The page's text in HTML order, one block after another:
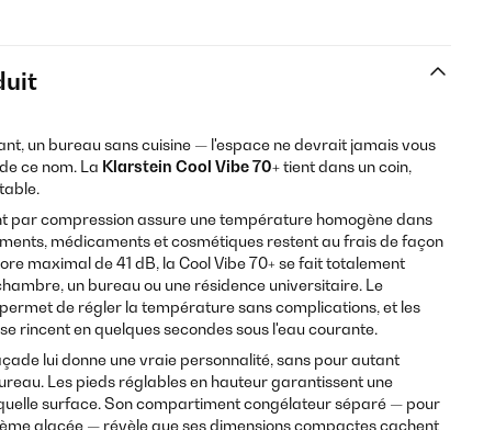
un bureau sans cuisine — l'espace ne devrait jamais vous
ce nom. La Klarstein Cool Vibe 70+tient dans un coin,
par compression assure une température homogène dans
médicaments et cosmétiques restent au frais de façon
maximal de 41 dB, la Cool Vibe 70+ se fait totalement
un bureau ou une résidence universitaire. Le
de régler la température sans complications, et les
rincent en quelques secondes sous l'eau courante.
lui donne une vraie personnalité, sans pour autant
Les pieds réglables en hauteur garantissent une
surface. Son compartiment congélateur séparé — pour
glacée — révèle que ses dimensions compactes cachent